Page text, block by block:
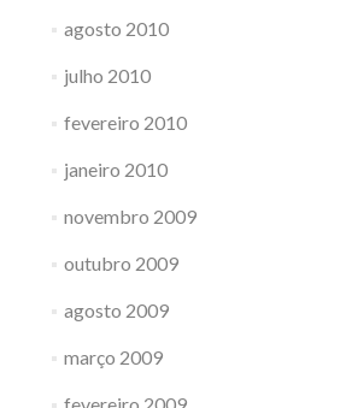
agosto 2010
julho 2010
fevereiro 2010
janeiro 2010
novembro 2009
outubro 2009
agosto 2009
março 2009